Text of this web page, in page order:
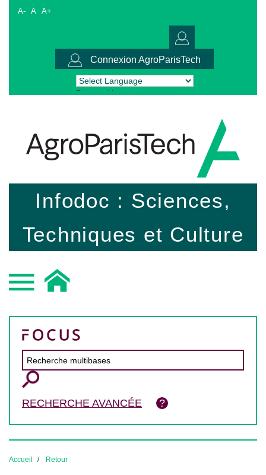
A- A A+
Connexion AgroParisTech
Powered by Translate
Infodoc : Sciences,
Techniques et Culture
RECHERCHE AVANCÉE
Accueil Retour